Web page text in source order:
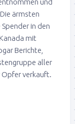
ärmsten
in den
mit
Berichte,
aller
Opfer verkauft.